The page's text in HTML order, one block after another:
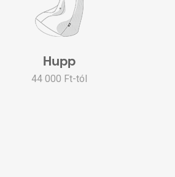
Hupp
44 000 Ft-tól